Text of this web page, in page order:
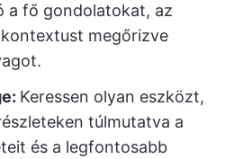
a fő gondolatokat, az
megőrizve
Keressen olyan eszközt,
túlmutatva a
és a legfontosabb